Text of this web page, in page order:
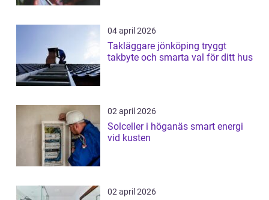
04 april 2026
Takläggare jönköping tryggt
takbyte och smarta val för ditt hus
02 april 2026
Solceller i höganäs smart energi
vid kusten
02 april 2026